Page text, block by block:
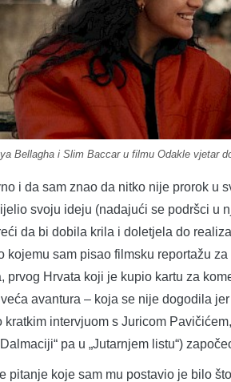
Bellagha i Slim Baccar u filmu Odakle vjetar
sam znao da nitko nije prorok u
svoju ideju (nadajući se podršci u
da bi dobila krila i doletjela do
kojemu sam pisao filmsku reportažu
prvog Hrvata koji je kupio kartu za
avantura – koja se nije dogodila
kratkim intervjuom s Juricom
pa u „Jutarnjem listu“)
koje sam mu postavio je bilo što